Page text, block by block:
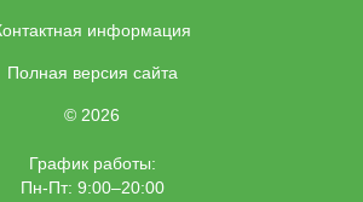
информация
Полная версия сайта
© 2026
График работы:
Пн-Пт: 9:00–20:00